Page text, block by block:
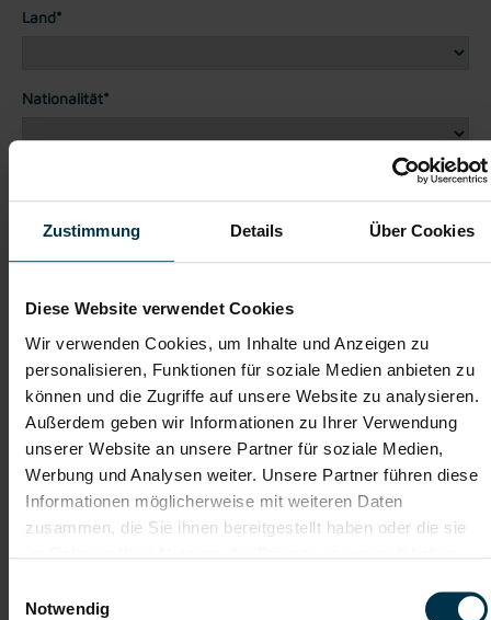
Zustimmung Details Über Cookies
Diese Website verwendet Cookies
Wir verwenden Cookies, um Inhalte und Anzeigen zu
personalisieren, Funktionen für soziale Medien anbieten zu
können und die Zugriffe auf unsere Website zu analysieren.
Außerdem geben wir Informationen zu Ihrer Verwendung
unserer Website an unsere Partner für soziale Medien,
Werbung und Analysen weiter. Unsere Partner führen diese
Informationen möglicherweise mit weiteren Daten
zusammen, die Sie ihnen bereitgestellt haben oder die sie
Notwendig
Land*
Nationalität*
Dateianhänge (max. 30MB gesamt - Bilder, Word oder PDF)
Bewerbungsschreiben
Empfehlungschreiben / Zeugnisse